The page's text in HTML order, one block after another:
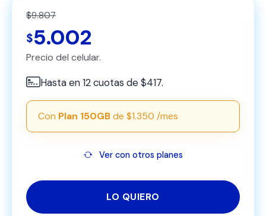
$9.807
$5.002
Precio del celular.
Hasta en 12 cuotas de $417.
Con Plan 150GBde $1.350 /mes
Ver con otros planes
LO QUIERO